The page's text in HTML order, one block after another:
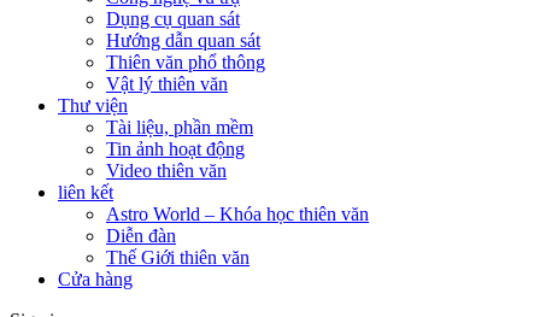
Dụng cụ quan sát
Hướng dẫn quan sát
Thiên văn phổ thông
Vật lý thiên văn
Thư viện
Tài liệu, phần mềm
Tin ảnh hoạt động
Video thiên văn
liên kết
Astro World – Khóa học thiên văn
Diễn đàn
Thế Giới thiên văn
Cửa hàng